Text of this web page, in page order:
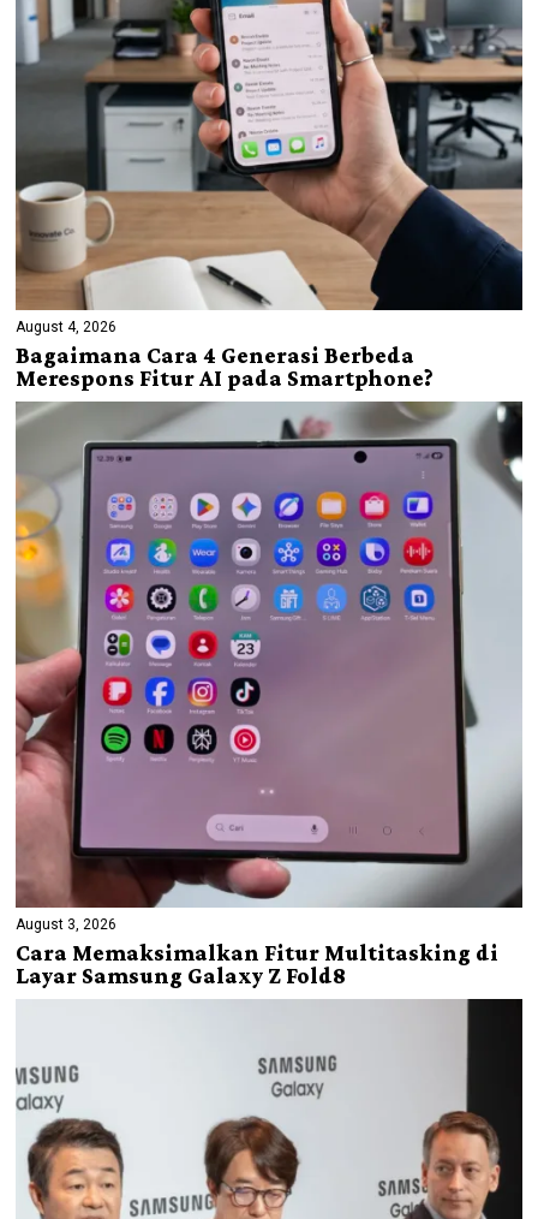
August 4, 2026
Bagaimana Cara 4 Generasi Berbeda
Merespons Fitur AI pada Smartphone?
August 3, 2026
Cara Memaksimalkan Fitur Multitasking di
Layar Samsung Galaxy Z Fold8